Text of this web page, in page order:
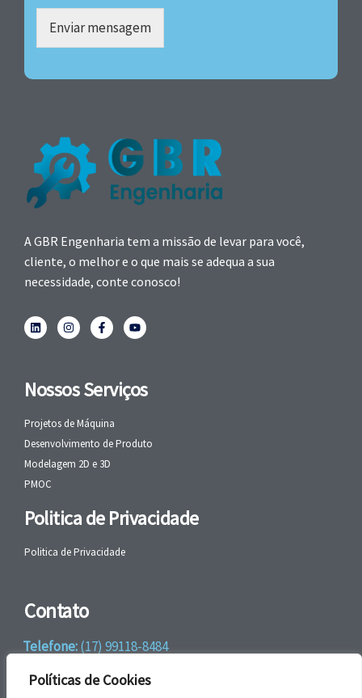
Políticas de Cookies
Enviar mensagem
A GBR Engenharia tem a missão de levar para você,
cliente, o melhor e o que mais se adequa a sua
necessidade, conte conosco!
Nossos Serviços
Projetos de Máquina
Desenvolvimento de Produto
Modelagem 2D e 3D
PMOC
Politica de Privacidade
Politica de Privacidade
Contato
Telefone:(17) 99118-8484
WhatsApp:+55 (17) 99118-8484